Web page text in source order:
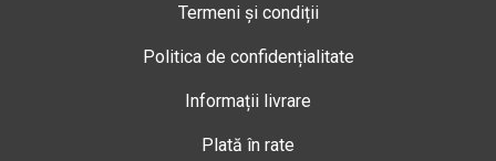
Termeni și condiții
Politica de confidențialitate
Informații livrare
Plată în rate